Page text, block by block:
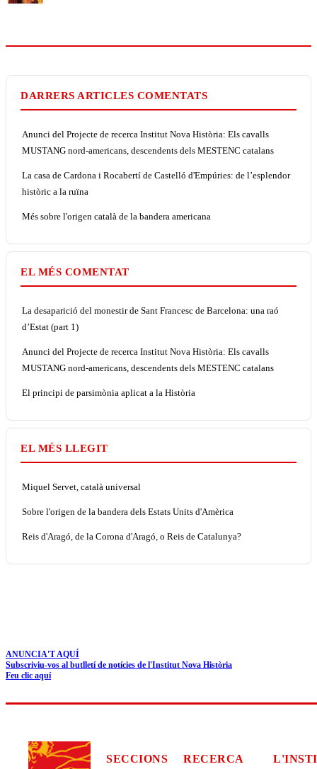
DARRERS ARTICLES COMENTATS
Anunci del Projecte de recerca Institut Nova Història: Els cavalls
MUSTANG nord-americans, descendents dels MESTENC catalans
La casa de Cardona i Rocabertí de Castelló d'Empúries: de l’esplendor
històric a la ruïna
Més sobre l'origen català de la bandera americana
EL MÉS COMENTAT
La desaparició del monestir de Sant Francesc de Barcelona: una raó
d’Estat (part 1)
Anunci del Projecte de recerca Institut Nova Història: Els cavalls
MUSTANG nord-americans, descendents dels MESTENC catalans
El principi de parsimònia aplicat a la Història
EL MÉS LLEGIT
Miquel Servet, català universal
Sobre l'origen de la bandera dels Estats Units d'Amèrica
Reis d'Aragó, de la Corona d'Aragó, o Reis de Catalunya?
ANUNCIA'T AQUÍ
Subscriviu-vos al butlletí de notícies de l'Institut Nova Història
Feu clic aquí
SECCIONS RECERCA